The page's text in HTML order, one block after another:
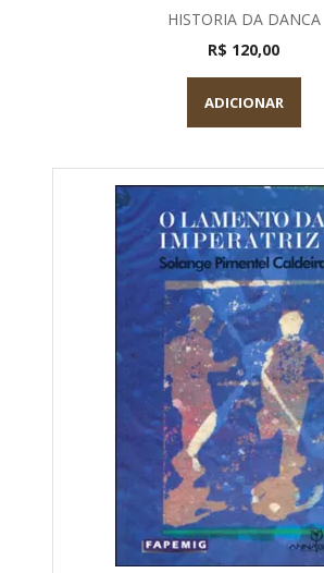
HISTORIA DA DANCA
R$ 120,00
ADICIONAR